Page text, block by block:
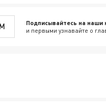
Подписывайтесь на наши
и первыми узнавайте о